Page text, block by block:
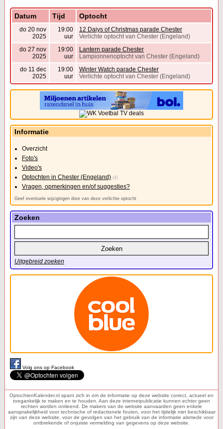
Datum Tijd Optocht
do 20 nov
2025
19:00
uur
12 Daiys of Christmas parade Chester
Verlichte optocht van Chester (Engeland)
do 27 nov
2025
19:00
uur
Lantern parade Chester
Lampionnenoptocht van Chester (Engeland)
do 11 dec
2025
19:00
uur
Winter Watch parade Chester
Verlichte optocht van Chester (Engeland)
Informatie
Overzicht
Foto's
Video's
Optochten in Chester (Engeland) (4)
Vragen, opmerkingen en/of suggesties?
Geef eventuele wijzigingen door van deze verlichte optocht
Zoeken
Uitgebreid zoeken
Volg ons op Facebook
OptochtenKalender.nl spant zich in om de informatie op deze website correct, actueel en
toegankelijk te maken en te houden. Aan deze internetpublicatie kunnen echter geen
rechten worden ontleend. De makers van de website aanvaarden geen enkele
aansprakelijkheid voor technische of redactionele fouten, voor het tijdelijk niet beschikbaar
zijn van deze website, voor de gevolgen van het gebruik van de informatie alsmede voor
ontbrekende of onjuiste vermelding van gegevens op deze website.